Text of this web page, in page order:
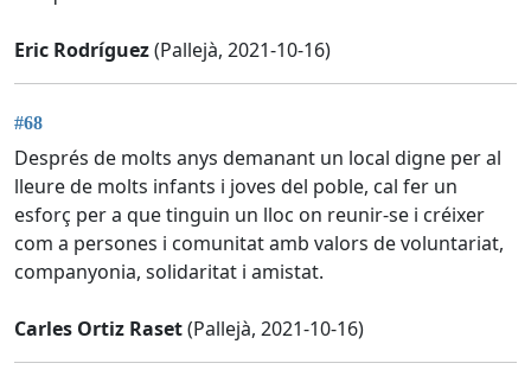
Eric Rodríguez(Pallejà, 2021-10-16)
#68
Després de molts anys demanant un local digne per al
lleure de molts infants i joves del poble, cal fer un
esforç per a que tinguin un lloc on reunir-se i créixer
com a persones i comunitat amb valors de voluntariat,
companyonia, solidaritat i amistat.
Carles Ortiz Raset(Pallejà, 2021-10-16)